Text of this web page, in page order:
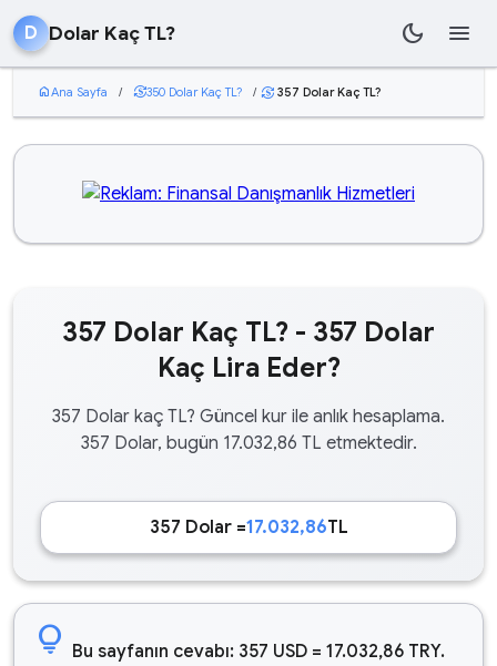
D Dolar Kaç TL? dark_mode menu
homeAna Sayfa / currency_exchange350 Dolar Kaç TL? / currency_exchange 357 Dolar Kaç TL?
357 Dolar Kaç TL? - 357 Dolar
Kaç Lira Eder?
357 Dolar kaç TL? Güncel kur ile anlık hesaplama.
357 Dolar, bugün 17.032,86 TL etmektedir.
357 Dolar =17.032,86TL
lightbulb Bu sayfanın cevabı: 357 USD = 17.032,86 TRY.